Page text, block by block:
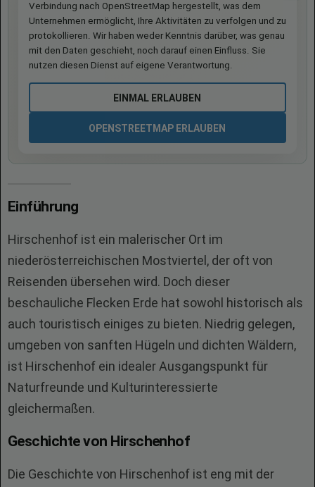
Verbindung nach OpenStreetMap hergestellt, was dem
Unternehmen ermöglicht, Ihre Aktivitäten zu verfolgen und zu
protokollieren. Wir haben weder Kenntnis darüber, was genau
mit den Daten geschieht, noch darauf einen Einfluss. Sie
nutzen diesen Dienst auf eigene Verantwortung.
EINMAL ERLAUBEN
OPENSTREETMAP ERLAUBEN
Einführung
Hirschenhof ist ein malerischer Ort im
niederösterreichischen Mostviertel, der oft von
Reisenden übersehen wird. Doch dieser
beschauliche Flecken Erde hat sowohl historisch als
auch touristisch einiges zu bieten. Niedrig gelegen,
umgeben von sanften Hügeln und dichten Wäldern,
ist Hirschenhof ein idealer Ausgangspunkt für
Naturfreunde und Kulturinteressierte
gleichermaßen.
Geschichte von Hirschenhof
Die Geschichte von Hirschenhof ist eng mit der